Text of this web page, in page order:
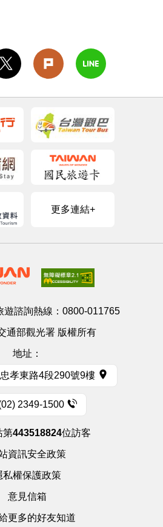
更多連結+
諮詢熱線： 0800-011765
通部觀光署 版權所有
地址：
孝東路4段290號9樓
2349-1500
第443518824位訪客
資訊安全政策
私權保護政策
意見信箱
更多的好友知道